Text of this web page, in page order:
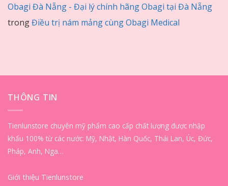
Obagi Đà Nẵng - Đại lý chính hãng Obagi tại Đà Nẵng
trongĐiều trị nám mảng cùng Obagi Medical
THÔNG TIN
Tienlunstore chuyên mỹ phẩm cao cấp chất lượng được nhập
khẩu 100% từ các nước: Mỹ, Nhật, Hàn Quốc, Thái Lan, Úc, Đức,
Pháp, Anh, Nga…
Giới thiệu Tienlunstore